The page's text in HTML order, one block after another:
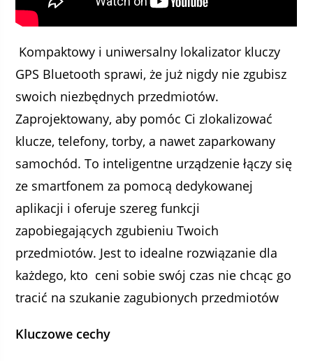
Kompaktowy i uniwersalny lokalizator kluczy
GPS Bluetooth sprawi, że już nigdy nie zgubisz
swoich niezbędnych przedmiotów.
Zaprojektowany, aby pomóc Ci zlokalizować
klucze, telefony, torby, a nawet zaparkowany
samochód. To inteligentne urządzenie łączy się
ze smartfonem za pomocą dedykowanej
aplikacji i oferuje szereg funkcji
zapobiegających zgubieniu Twoich
przedmiotów. Jest to idealne rozwiązanie dla
każdego, kto ceni sobie swój czas nie chcąc go
tracić na szukanie zagubionych przedmiotów
Kluczowe cechy